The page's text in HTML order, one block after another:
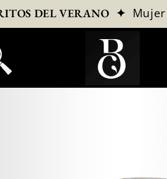
DEL VERANO ✦ Mujer